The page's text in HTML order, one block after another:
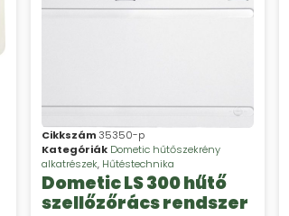
Cikkszám 35350-p
Kategóriák Dometic hűtőszekrény
alkatrészek, Hűtéstechnika
Dometic LS 300 hűtő
szellőzőrács rendszer